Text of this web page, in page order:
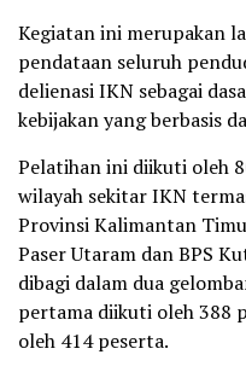
Kegiatan ini merupakan
pendataan seluruh
delienasi IKN sebagai
kebijakan yang berbasis
Pelatihan ini diikuti oleh
wilayah sekitar IKN
Provinsi Kalimantan
Paser Utaram dan BPS
dibagi dalam dua
pertama diikuti oleh 388
oleh 414 peserta.